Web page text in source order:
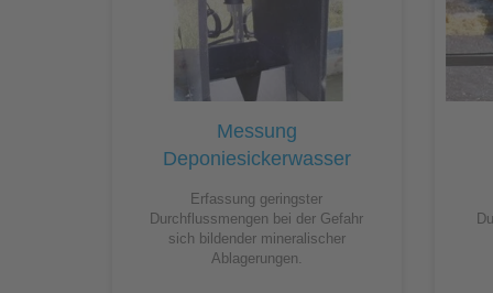
Fließgewässer
Messung
Deponiesickerwasser
Erfassung geringster
Durchflussmengen bei der Gefahr
sich bildender mineralischer
Ablagerungen.